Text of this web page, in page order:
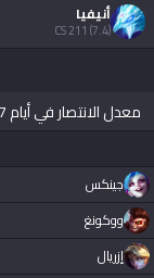
أنيفيا
CS211 (7.4)
معدل الانتصار في أيام 7 ماضية (+ الحلبة)
جينكس
ووكونغ
إزريال
Esports
简体中文
繁體中文
српски језик
italiano